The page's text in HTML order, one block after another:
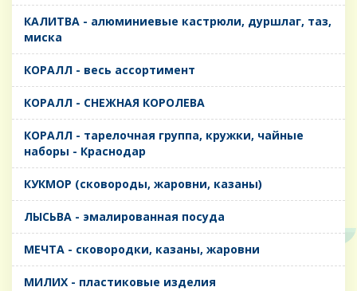
КАЛИТВА - алюминиевые кастрюли, дуршлаг, таз,
миска
КОРАЛЛ - весь ассортимент
КОРАЛЛ - СНЕЖНАЯ КОРОЛЕВА
КОРАЛЛ - тарелочная группа, кружки, чайные
наборы - Краснодар
КУКМОР (сковороды, жаровни, казаны)
ЛЫСЬВА - эмалированная посуда
МЕЧТА - сковородки, казаны, жаровни
МИЛИХ - пластиковые изделия